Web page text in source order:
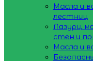
Масла и
лестниц
Лазури,
стен и
Масла и